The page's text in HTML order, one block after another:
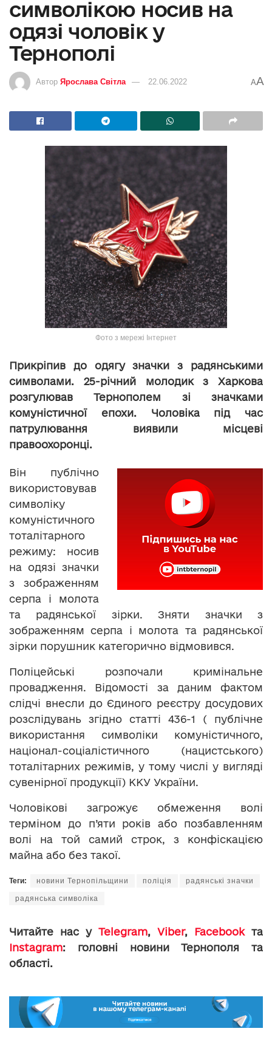
символікою носив на
одязі чоловік у
Тернополі
Автор Ярослава Світла 22.06.2022 AA
Фото з мережі Інтернет
Прикріпив до одягу значки з радянськими
символами. 25-річний молодик з Харкова
розгулював Тернополем зі значками
комуністичної епохи. Чоловіка під час
патрулювання виявили місцеві
правоохоронці.
Він публічно
використовував
символіку
комуністичного
тоталітарного
режиму: носив
на одязі значки
з зображенням
серпа і молота
та радянської зірки. Зняти значки з
зображенням серпа і молота та радянської
зірки порушник категорично відмовився.
Поліцейські розпочали кримінальне
провадження. Відомості за даним фактом
слідчі внесли до Єдиного реєстру досудових
розслідувань згідно статті 436-1 ( публічне
використання символіки комуністичного,
націонал-соціалістичного (нацистського)
тоталітарних режимів, у тому числі у вигляді
сувенірної продукції) ККУ України.
Чоловікові загрожує обмеження волі
терміном до п’яти років або позбавленням
волі на той самий строк, з конфіскацією
майна або без такої.
Теги: новини Тернопільщини поліція радянські значки
радянська символіка
Читайте нас у Telegram, Viber, Facebookта
Instagram: головні новини Тернополя та
області.